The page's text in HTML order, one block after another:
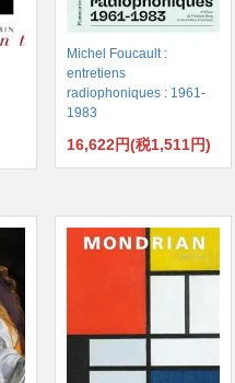
Michel Foucault :
entretiens
radiophoniques : 1961-
1983
16,622円(税1,511円)